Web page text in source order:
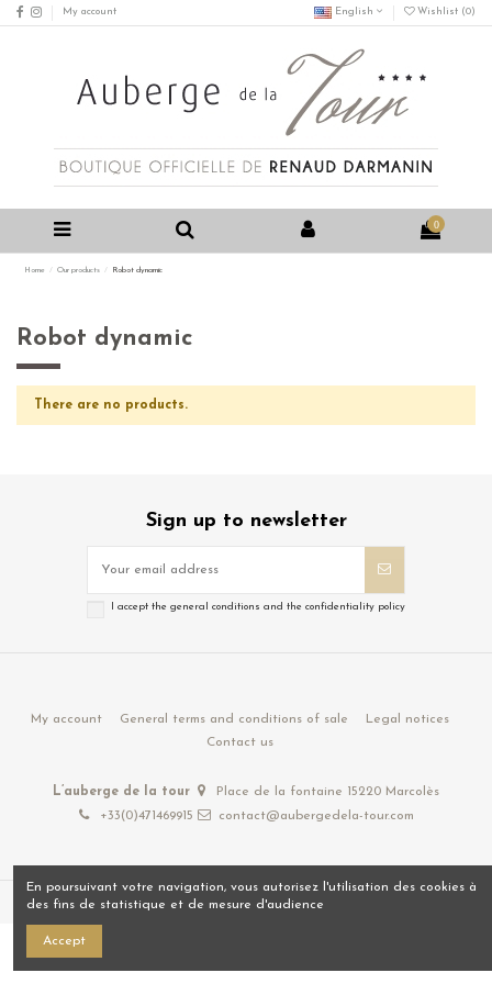
My account English Wishlist (0)
0
Home Our products Robot dynamic
Robot dynamic
There are no products.
Sign up to newsletter
I accept the general conditions and the confidentiality policy
My account General terms and conditions of sale
Legal notices
Contact us
L’auberge de la tour
Place de la fontaine 15220 Marcolès
+33(0)471469915
contact@aubergedela-tour.com
En poursuivant votre navigation, vous autorisez l'utilisation des cookies à
des fins de statistique et de mesure d'audience
Accept